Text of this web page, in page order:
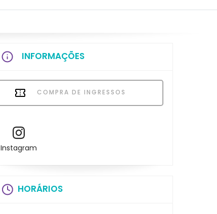
INFORMAÇÕES
COMPRA DE INGRESSOS
Instagram
HORÁRIOS